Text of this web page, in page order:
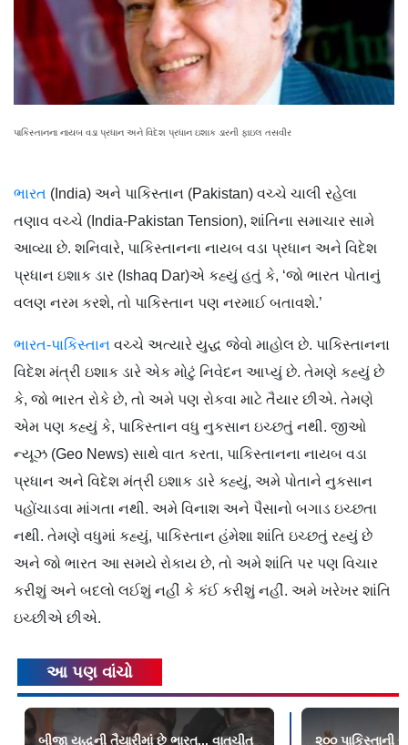
પાકિસ્તાનના નાયબ વડા પ્રધાન અને વિદેશ પ્રધાન ઇશાક ડારની ફાઇલ તસવીર
ભારત (India) અને પાકિસ્તાન (Pakistan) વચ્ચે ચાલી રહેલા
તણાવ વચ્ચે (India-Pakistan Tension), શાંતિના સમાચાર સામે
આવ્યા છે. શનિવારે, પાકિસ્તાનના નાયબ વડા પ્રધાન અને વિદેશ
પ્રધાન ઇશાક ડાર (Ishaq Dar)એ કહ્યું હતું કે, ‘જો ભારત પોતાનું
વલણ નરમ કરશે, તો પાકિસ્તાન પણ નરમાઈ બતાવશે.’
ભારત-પાકિસ્તાન વચ્ચે અત્યારે યુદ્ધ જેવો માહોલ છે. પાકિસ્તાનના
વિદેશ મંત્રી ઇશાક ડારે એક મોટું નિવેદન આપ્યું છે. તેમણે કહ્યું છે
કે, જો ભારત રોકે છે, તો અમે પણ રોકવા માટે તૈયાર છીએ. તેમણે
એમ પણ કહ્યું કે, પાકિસ્તાન વધુ નુકસાન ઇચ્છતું નથી. જીઓ
ન્યૂઝ (Geo News) સાથે વાત કરતા, પાકિસ્તાનના નાયબ વડા
પ્રધાન અને વિદેશ મંત્રી ઇશાક ડારે કહ્યું, અમે પોતાને નુકસાન
પહોંચાડવા માંગતા નથી. અમે વિનાશ અને પૈસાનો બગાડ ઇચ્છતા
નથી. તેમણે વધુમાં કહ્યું, પાકિસ્તાન હંમેશા શાંતિ ઇચ્છતું રહ્યું છે
અને જો ભારત આ સમયે રોકાય છે, તો અમે શાંતિ પર પણ વિચાર
કરીશું અને બદલો લઈશું નહીં કે કંઈ કરીશું નહીં. અમે ખરેખર શાંતિ
ઇચ્છીએ છીએ.
આ પણ વાંચો
બીજા યુદ્ધની તૈયારીમાં છે ભારત... વાતચીત
૨૦૦